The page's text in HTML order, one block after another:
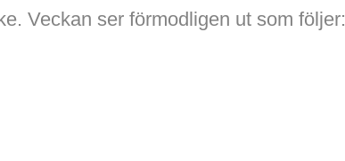
Veckan ser förmodligen ut som följer: